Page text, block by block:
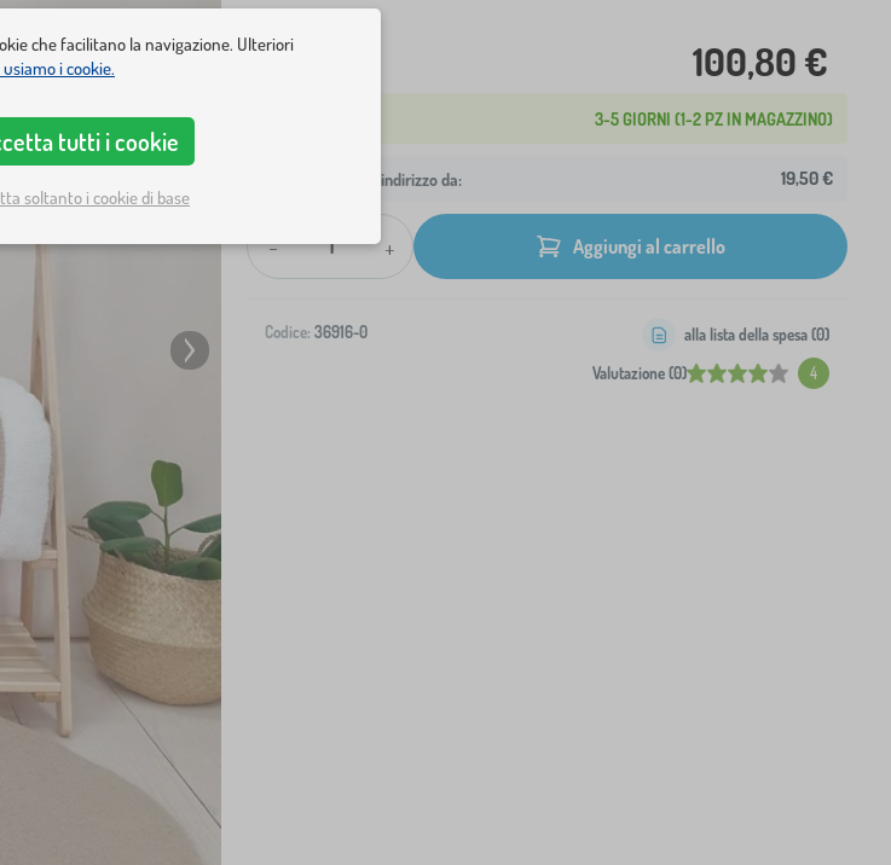
100,80 €
3-5 GIORNI (1-2 PZ IN MAGAZZINO)
Spedizione al tuo indirizzo da: 19,50 €
- + Aggiungi al carrello
Codice: 36916-0
Valutazione (0) 4
alla lista della spesa (0)
che facilitano la navigazione. Ulteriori
i cookie.
tutti i cookie
soltanto i cookie di base